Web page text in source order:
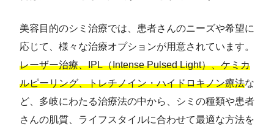
美容目的のシミ治療では、患者さんのニーズや希望に
応じて、様々な治療オプションが用意されています。
レーザー治療、IPL（Intense Pulsed Light）、ケミカ
ルピーリング、トレチノイン・ハイドロキノン療法な
ど、多岐にわたる治療法の中から、シミの種類や患者
さんの肌質、ライフスタイルに合わせて最適な方法を